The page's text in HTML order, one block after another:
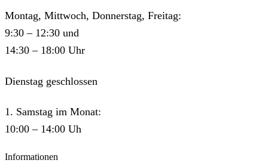
Montag, Mittwoch, Donnerstag, Freitag:
9:30 – 12:30 und
14:30 – 18:00 Uhr
Dienstag geschlossen
1. Samstag im Monat:
10:00 – 14:00 Uh
Informationen